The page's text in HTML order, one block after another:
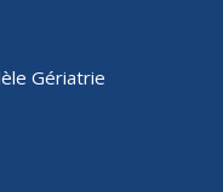
Gériatrie